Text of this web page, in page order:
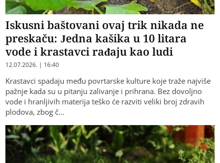
Iskusni baštovani ovaj trik nikada ne
preskaču: Jedna kašika u 10 litara
vode i krastavci rađaju kao ludi
12.07.2026. | 16:40
Krastavci spadaju među povrtarske kulture koje traže najviše
pažnje kada su u pitanju zalivanje i prihrana. Bez dovoljno
vode i hranljivih materija teško će razviti veliki broj zdravih
plodova, zbog č…